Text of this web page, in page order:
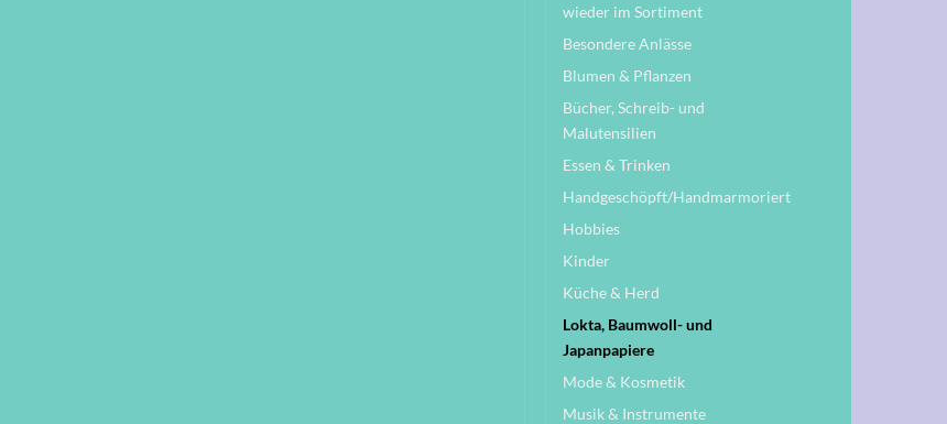
wieder im Sortiment
Besondere Anlässe
Blumen & Pflanzen
Bücher, Schreib- und
Malutensilien
Essen & Trinken
Handgeschöpft/Handmarmoriert
Hobbies
Kinder
Küche & Herd
Lokta, Baumwoll- und
Japanpapiere
Mode & Kosmetik
Musik & Instrumente